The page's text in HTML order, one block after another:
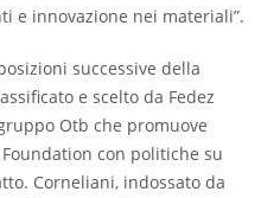
e innovazione nei materiali”.
successive della
e scelto da Fedez
Otb che promuove
con politiche su
Corneliani, indossato da